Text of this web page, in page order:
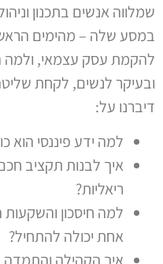
שמלווה אנשים בתכנון
במסע שלה – מהימים
להקמת עסק עצמאי, ולמה
ובעיקר לנשים, לקחת
דיברנו על:
למה ידע פיננסי הוא
איך לבנות תקציב
ריאליות?
למה חיסכון
אחת יכולה להתחיל?